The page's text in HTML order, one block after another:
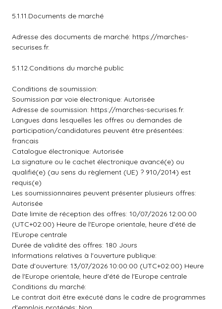
5.1.11.Documents de marché
Adresse des documents de marché: https://marches-
securises.fr.
5.1.12.Conditions du marché public
Conditions de soumission:
Soumission par voie électronique: Autorisée
Adresse de soumission: https://marches-securises.fr.
Langues dans lesquelles les offres ou demandes de
participation/candidatures peuvent être présentées:
francais
Catalogue électronique: Autorisée
La signature ou le cachet électronique avancé(e) ou
qualifié(e) (au sens du règlement (UE) ? 910/2014) est
requis(e)
Les soumissionnaires peuvent présenter plusieurs offres:
Autorisée
Date limite de réception des offres: 10/07/2026 12:00:00
(UTC+02:00) Heure de l'Europe orientale, heure d'été de
l'Europe centrale
Durée de validité des offres: 180 Jours
Informations relatives à l'ouverture publique:
Date d'ouverture: 13/07/2026 10:00:00 (UTC+02:00) Heure
de l'Europe orientale, heure d'été de l'Europe centrale
Conditions du marché:
Le contrat doit être exécuté dans le cadre de programmes